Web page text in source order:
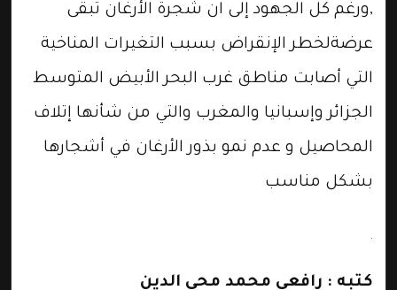
,ورغم كل الجهود إلى ان شجرة الأرغان تبقى
عرضةلخطر الإنقراض بسبب التغيرات المناخية
التي أصابت مناطق غرب البحر الأبيض المتوسط
الجزائر وإسبانيا والمغرب والتي من شأنها إتلاف
المحاصيل و عدم نمو بذور الأرغان في أشجارها
بشكل مناسب
.
كتبه : رافعي محمد محي الدين